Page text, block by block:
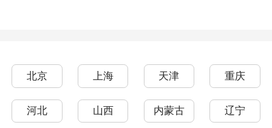
北京 上海 天津 重庆
河北 山西 内蒙古 辽宁